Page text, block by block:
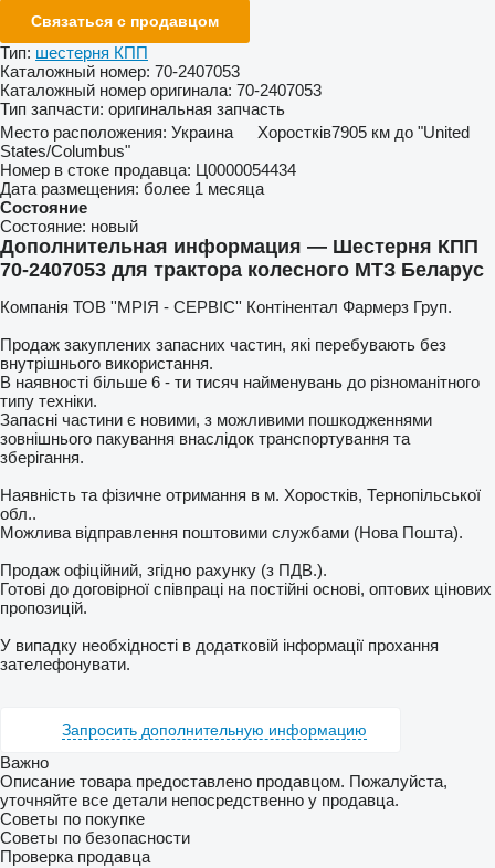
Связаться с продавцом
Тип: шестерня КПП
Каталожный номер: 70-2407053
Каталожный номер оригинала: 70-2407053
Тип запчасти: оригинальная запчасть
Место расположения: Украина Хоростків7905 км до "United
States/Columbus"
Номер в стоке продавца: Ц0000054434
Дата размещения: более 1 месяца
Состояние
Состояние: новый
Дополнительная информация — Шестерня КПП
70-2407053 для трактора колесного МТЗ Беларус
Компанія ТОВ ''МРІЯ - СЕРВІС'' Контінентал Фармерз Груп.
Продаж закуплених запасних частин, які перебувають без
внутрішнього використання.
В наявності більше 6 - ти тисяч найменувань до різноманітного
типу техніки.
Запасні частини є новими, з можливими пошкодженнями
зовнішнього пакування внаслідок транспортування та
зберігання.
Наявність та фізичне отримання в м. Хоростків, Тернопільської
обл..
Можлива відправлення поштовими службами (Нова Пошта).
Продаж офіційний, згідно рахунку (з ПДВ.).
Готові до договірної співпраці на постійні основі, оптових цінових
пропозицій.
У випадку необхідності в додатковій інформації прохання
зателефонувати.
Запросить дополнительную информацию
Важно
Описание товара предоставлено продавцом. Пожалуйста,
уточняйте все детали непосредственно у продавца.
Советы по покупке
Советы по безопасности
Проверка продавца